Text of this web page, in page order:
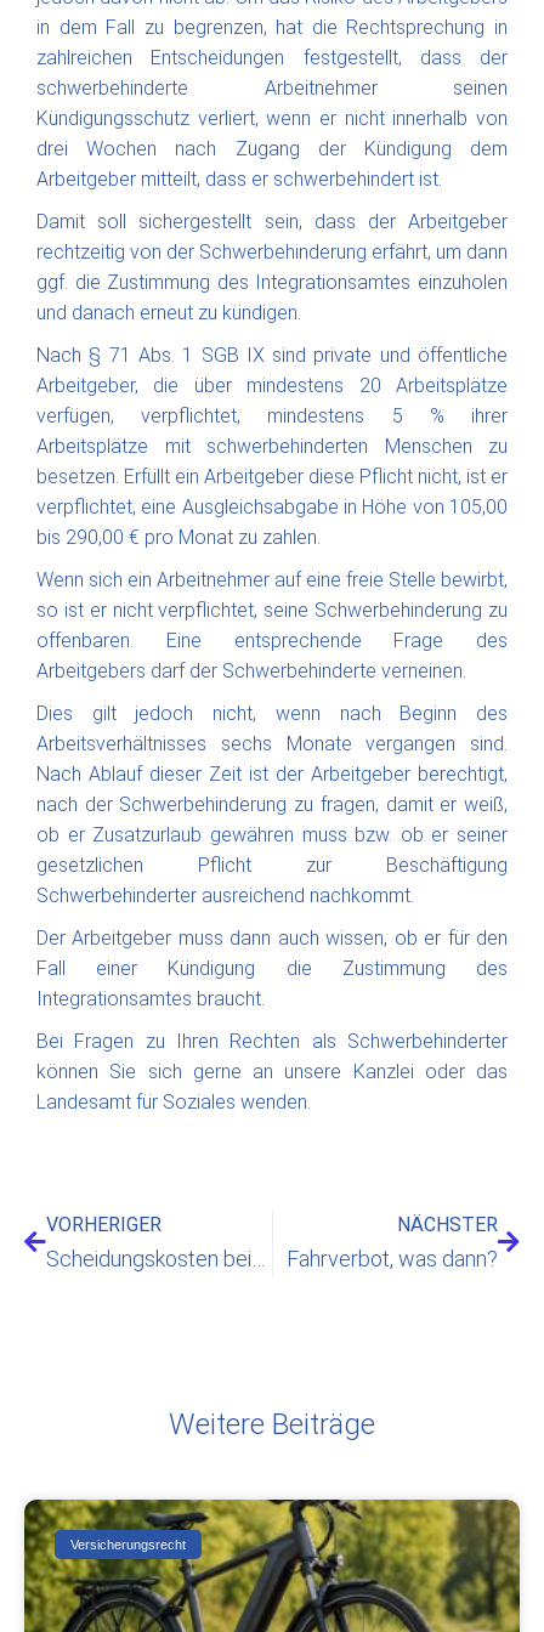
in dem Fall zu begrenzen, hat die Rechtsprechung in
zahlreichen Entscheidungen festgestellt, dass der
schwerbehinderte Arbeitnehmer seinen
Kündigungsschutz verliert, wenn er nicht innerhalb von
drei Wochen nach Zugang der Kündigung dem
Arbeitgeber mitteilt, dass er schwerbehindert ist.
Damit soll sichergestellt sein, dass der Arbeitgeber
rechtzeitig von der Schwerbehinderung erfährt, um dann
ggf. die Zustimmung des Integrationsamtes einzuholen
und danach erneut zu kündigen.
Nach § 71 Abs. 1 SGB IX sind private und öffentliche
Arbeitgeber, die über mindestens 20 Arbeitsplätze
verfügen, verpflichtet, mindestens 5 % ihrer
Arbeitsplätze mit schwerbehinderten Menschen zu
besetzen. Erfüllt ein Arbeitgeber diese Pflicht nicht, ist er
verpflichtet, eine Ausgleichsabgabe in Höhe von 105,00
bis 290,00 € pro Monat zu zahlen.
Wenn sich ein Arbeitnehmer auf eine freie Stelle bewirbt,
so ist er nicht verpflichtet, seine Schwerbehinderung zu
offenbaren. Eine entsprechende Frage des
Arbeitgebers darf der Schwerbehinderte verneinen.
Dies gilt jedoch nicht, wenn nach Beginn des
Arbeitsverhältnisses sechs Monate vergangen sind.
Nach Ablauf dieser Zeit ist der Arbeitgeber berechtigt,
nach der Schwerbehinderung zu fragen, damit er weiß,
ob er Zusatzurlaub gewähren muss bzw. ob er seiner
gesetzlichen Pflicht zur Beschäftigung
Schwerbehinderter ausreichend nachkommt.
Der Arbeitgeber muss dann auch wissen, ob er für den
Fall einer Kündigung die Zustimmung des
Integrationsamtes braucht.
Bei Fragen zu Ihren Rechten als Schwerbehinderter
können Sie sich gerne an unsere Kanzlei oder das
Landesamt für Soziales wenden.
VORHERIGER NÄCHSTER
Fahrverbot, was dann?
Weitere Beiträge
Versicherungsrecht